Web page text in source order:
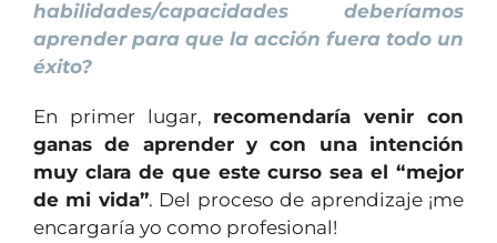
habilidades/capacidades deberíamos
aprender para que la acción fuera todo un
éxito?
En primer lugar, recomendaría venir con
ganas de aprender y con una intención
muy clara de que este curso sea el “mejor
de mi vida”. Del proceso de aprendizaje ¡me
encargaría yo como profesional!